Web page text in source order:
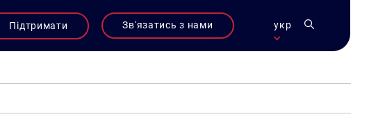
Підтримати Зв'язатись з нами укр